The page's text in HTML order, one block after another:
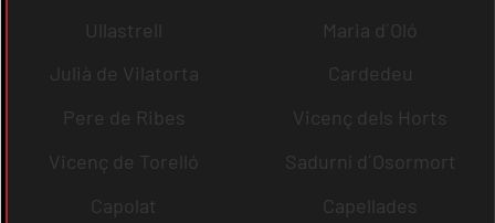
Ullastrell
Maria d´Oló
Julià de Vilatorta
Cardedeu
Pere de Ribes
Vicenç dels Horts
Vicenç de Torelló
Sadurní d´Osormort
Capolat
Capellades